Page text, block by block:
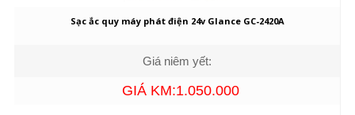
Sạc ắc quy máy phát điện 24v Glance GC-2420A
Giá niêm yết:
GIÁ KM:1.050.000